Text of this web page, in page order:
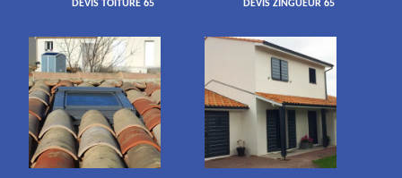
DEVIS TOITURE 65 DEVIS ZINGUEUR 65